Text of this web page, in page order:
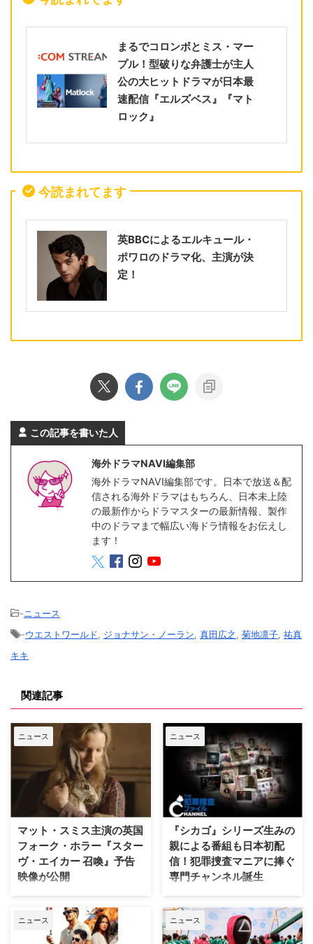
まるでコロンボとミス・マー
プル！型破りな弁護士が主人
公の大ヒットドラマが日本最
速配信『エルズベス』『マト
ロック』
今読まれてます
英BBCによるエルキュール・
ポワロのドラマ化、主演が決
定！
この記事を書いた人
海外ドラマNAVI編集部
海外ドラマNAVI編集部です。日本で放送＆配
信される海外ドラマはもちろん、日本未上陸
の最新作からドラマスターの最新情報、製作
中のドラマまで幅広い海ドラ情報をお伝えし
ます！
-ニュース
-ウエストワールド ジョナサン・ノーラン 真田広之 菊地凛子 祐真
キキ
関連記事
ニュース
マット・スミス主演の英国
フォーク・ホラー『スター
ヴ・エイカー 召喚』予告
映像が公開
英国ヨークシャー地方を舞台に、
土地の伝承と家族の崩壊を描くフ
ォーク・ホラー映画『スターヴ・
エイカー 召喚』。公開に先駆け
ニュース
『シカゴ』シリーズ生みの
親による番組も日本初配
信！犯罪捜査マニアに捧ぐ
専門チャンネル誕生
日本唯一のミステリードラマ専門
チャンネル「ミステリーチャンネ
ル」が、開局月である8月に展開
する新たなサービスとして、犯罪
ニュース ニュース